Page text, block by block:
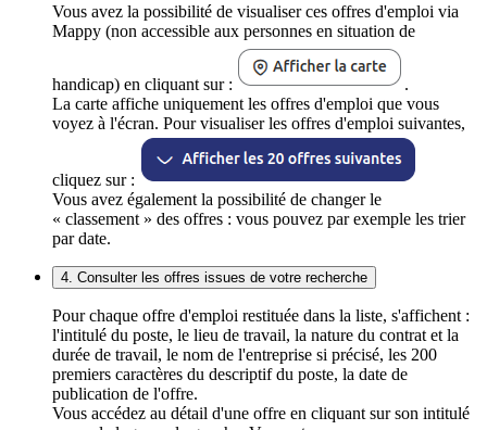
Vous avez la possibilité de visualiser ces offres d'emploi via
Mappy (non accessible aux personnes en situation de
handicap) en cliquant sur :
.
La carte affiche uniquement les offres d'emploi que vous
voyez à l'écran. Pour visualiser les offres d'emploi suivantes,
cliquez sur :
Vous avez également la possibilité de changer le
« classement » des offres : vous pouvez par exemple les trier
par date.
4. Consulter les offres issues de votre recherche
Pour chaque offre d'emploi restituée dans la liste, s'affichent :
l'intitulé du poste, le lieu de travail, la nature du contrat et la
durée de travail, le nom de l'entreprise si précisé, les 200
premiers caractères du descriptif du poste, la date de
publication de l'offre.
Vous accédez au détail d'une offre en cliquant sur son intitulé